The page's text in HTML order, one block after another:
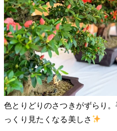
色とりどりのさつきがずらり
っくり見たくなる美しさ